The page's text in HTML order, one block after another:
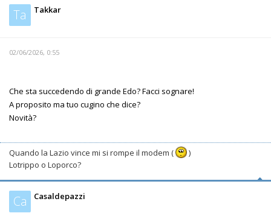
Ta Takkar
02/06/2026, 0:55
Che sta succedendo di grande Edo? Facci sognare!
A proposito ma tuo cugino che dice?
Novità?
Quando la Lazio vince mi si rompe il modem (
)
Lotrippo o Loporco?
Ca Casaldepazzi